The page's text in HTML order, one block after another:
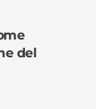
del